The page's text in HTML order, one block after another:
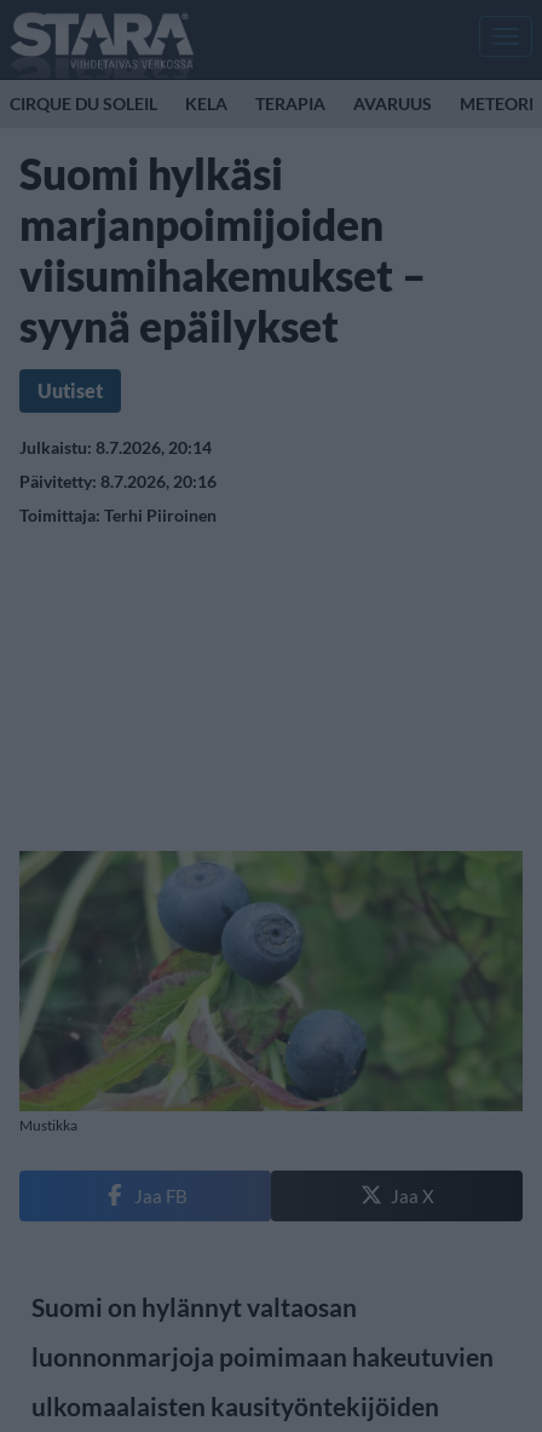
CIRQUE DU SOLEIL KELA TERAPIA AVARUUS METEORI
Suomi hylkäsi
marjanpoimijoiden
viisumihakemukset –
syynä epäilykset
Uutiset
Julkaistu: 8.7.2026, 20:14
Päivitetty: 8.7.2026, 20:16
Toimittaja: Terhi Piiroinen
Mustikka
Jaa FB Jaa X
Suomi on hylännyt valtaosan
luonnonmarjoja poimimaan hakeutuvien
ulkomaalaisten kausityöntekijöiden